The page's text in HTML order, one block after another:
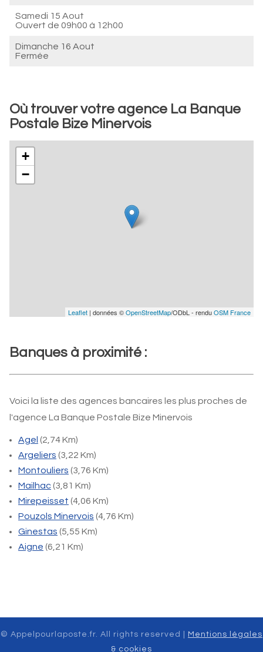
Samedi 15 Aout
Ouvert de 09h00 à 12h00
Dimanche 16 Aout
Fermée
Où trouver votre agence La Banque
Postale Bize Minervois
+
−
Leaflet | données ©OpenStreetMap/ODbL - renduOSM France
Banques à proximité :
Voici la liste des agences bancaires les plus proches de
l'agence La Banque Postale Bize Minervois
Agel (2,74 Km)
Argeliers (3,22 Km)
Montouliers (3,76 Km)
Mailhac(3,81 Km)
Mirepeisset (4,06 Km)
Pouzols Minervois (4,76 Km)
Ginestas (5,55 Km)
Aigne (6,21 Km)
© Appelpourlaposte.fr. All rights reserved |
Mentions légales
& cookies